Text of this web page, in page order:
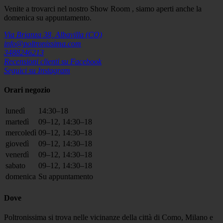
Venite a trovarci nel nostro Show Room , siamo aperti anche la
domenica su appuntamento.
Via Brianza 38, Albavilla (CO)
info@poltronissima.com
3488246213
Recensioni clienti su Facebook
Seguici su Instagram
Orari negozio
lunedì
14:30–18
martedì
09–12, 14:30–18
mercoledì 09–12, 14:30–18
giovedì
09–12, 14:30–18
venerdì
09–12, 14:30–18
sabato
09–12, 14:30–18
domenica Su appuntamento
Dove
Poltronissima si trova nelle vicinanze della città di Como, Milano e